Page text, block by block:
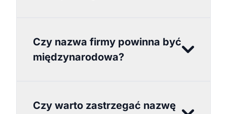
Czy nazwa firmy powinna być
międzynarodowa?
Czy warto zastrzegać nazwę